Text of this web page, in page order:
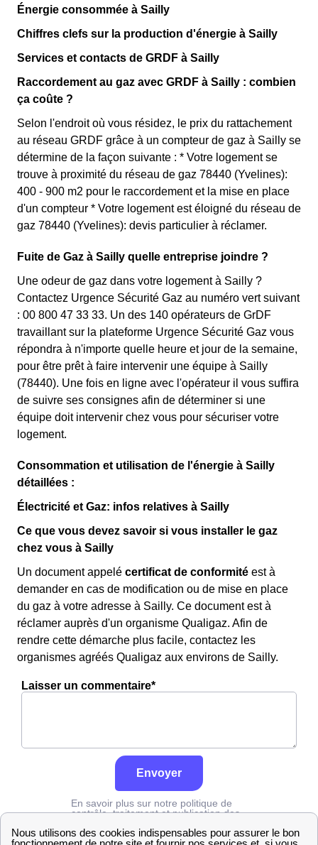
Énergie consommée à Sailly
Chiffres clefs sur la production d'énergie à Sailly
Services et contacts de GRDF à Sailly
Raccordement au gaz avec GRDF à Sailly : combien
ça coûte ?
Selon l'endroit où vous résidez, le prix du rattachement
au réseau GRDF grâce à un compteur de gaz à Sailly se
détermine de la façon suivante : * Votre logement se
trouve à proximité du réseau de gaz 78440 (Yvelines):
400 - 900 m2 pour le raccordement et la mise en place
d'un compteur * Votre logement est éloigné du réseau de
gaz 78440 (Yvelines): devis particulier à réclamer.
Fuite de Gaz à Sailly quelle entreprise joindre ?
Une odeur de gaz dans votre logement à Sailly ?
Contactez Urgence Sécurité Gaz au numéro vert suivant
: 00 800 47 33 33. Un des 140 opérateurs de GrDF
travaillant sur la plateforme Urgence Sécurité Gaz vous
répondra à n'importe quelle heure et jour de la semaine,
pour être prêt à faire intervenir une équipe à Sailly
(78440). Une fois en ligne avec l'opérateur il vous suffira
de suivre ses consignes afin de déterminer si une
équipe doit intervenir chez vous pour sécuriser votre
logement.
Consommation et utilisation de l'énergie à Sailly
détaillées :
Électricité et Gaz: infos relatives à Sailly
Ce que vous devez savoir si vous installer le gaz
chez vous à Sailly
Un document appelé certificat de conformité est à
demander en cas de modification ou de mise en place
du gaz à votre adresse à Sailly. Ce document est à
réclamer auprès d'un organisme Qualigaz. Afin de
rendre cette démarche plus facile, contactez les
organismes agréés Qualigaz aux environs de Sailly.
Laisser un commentaire*
Envoyer
En savoir plus sur notre politique de
contrôle, traitement et publication des